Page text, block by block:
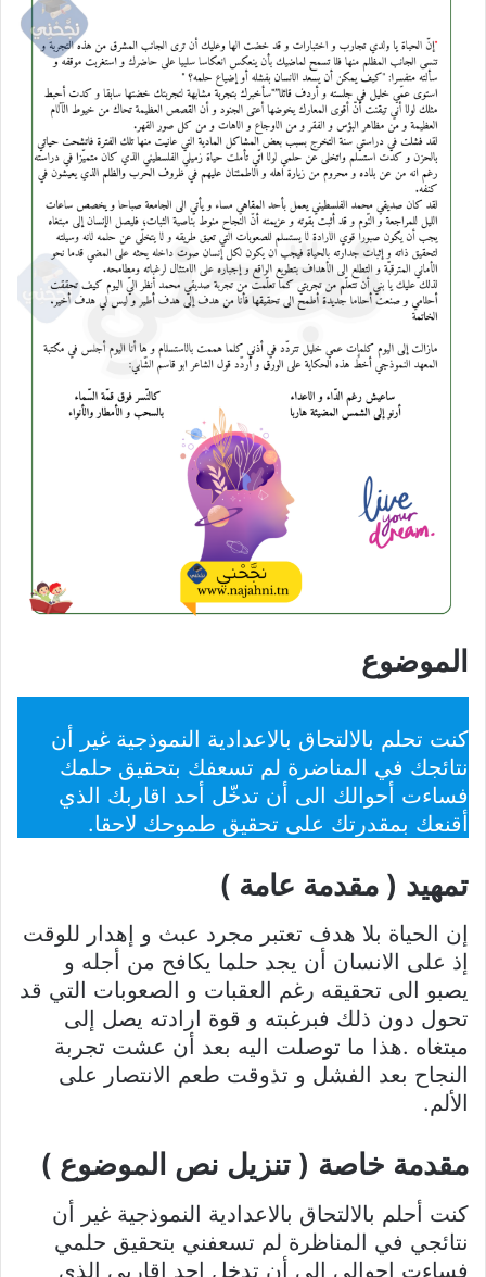
الموضوع
كنت تحلم بالالتحاق بالاعدادية النموذجية غير أن
نتائجك في المناضرة لم تسعفك بتحقيق حلمك
فساءت أحوالك الى أن تدخّل أحد اقاربك الذي
أقنعك بمقدرتك على تحقيق طموحك لاحقا.
تمهيد ( مقدمة عامة )
إن الحياة بلا هدف تعتبر مجرد عبث و إهدار للوقت
إذ على الانسان أن يجد حلما يكافح من أجله و
يصبو الى تحقيقه رغم العقبات و الصعوبات التي قد
تحول دون ذلك فبرغبته و قوة ارادته يصل إلى
مبتغاه .هذا ما توصلت اليه بعد أن عشت تجربة
النجاح بعد الفشل و تذوقت طعم الانتصار على
الألم.
مقدمة خاصة ( تنزيل نص الموضوع )
كنت أحلم بالالتحاق بالاعدادية النموذجية غير أن
نتائجي في المناظرة لم تسعفني بتحقيق حلمي
فساءت احوالي الى أن تدخل احد اقاربي الذي